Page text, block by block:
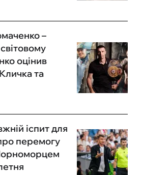
–
оцінив
та
іспит для
перемогу